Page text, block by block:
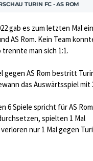
TURIN FC - AS ROM
gab es zum letzten Mal
AS Rom. Kein Team
man sich 1:1.
gegen AS Rom bestritt
das Auswärtsspiel mit
6 Spiele spricht für AS
spielten 1 Mal
nur 1 Mal gegen